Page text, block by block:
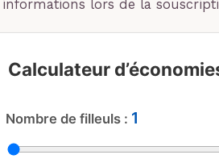
lors de la
Calculateur
Nombre de filleuls : 1